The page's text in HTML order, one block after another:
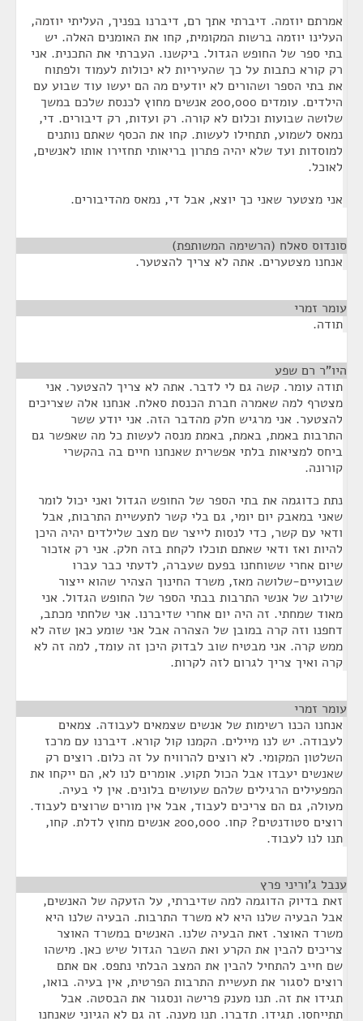
אמרתם יוזמה. דיברתי אתך רם, דיברנו בפניך, העליתי יוזמה,
העלינו יוזמה ברשות המקומית, קחו את האומנים האלה. יש
בתי ספר של החופש הגדול. ביקשנו. העברתי את התכנית. אני
רק קורא כתבות על כך שהעיריות לא יכולות לעמוד ולפתוח
את בתי הספר ושהורים לא יודעים מה הם יעשו עוד שבוע עם
הילדים. עומדים 200,000 אנשים מחוץ לכנסת שלכם במשך
שלושה שבועות וכלום לא קורה. רק ועדות, רק דיבורים. די,
נמאס לשמוע, תתחילו לעשות. קחו את הכסף שאתם נותנים
למוסדות ועד שלא יהיה פתרון בריאותי תחזירו אותו לאנשים,
לאוכל.
אני מצטער שאני כך יוצא, אבל די, נמאס מהדיבורים.
סונדוס סאלח (הרשימה המשותפת)
אנחנו מצטערים. אתה לא צריך להצטער.
עומר זמרי
תודה.
היו"ר רם שפע
תודה עומר. קשה גם לי לדבר. אתה לא צריך להצטער. אני
מצטרף למה שאמרה חברת הכנסת סאלח. אנחנו אלה שצריכים
להצטער. אני מרגיש חלק מהדבר הזה. אני יודע ששר
התרבות באמת, באמת, באמת מנסה לעשות כל מה שאפשר גם
ביחס למציאות בלתי אפשרית שאנחנו חיים בה בהקשרי
קורונה.
נתת כדוגמה את בתי הספר של החופש הגדול ואני יכול לומר
שאני במאבק יום יומי, גם בלי קשר לתעשיית התרבות, אבל
ודאי עם קשר, כדי לנסות לייצר שם מצב שלילדים יהיה היכן
להיות ואז ודאי שאתם תוכלו לקחת בזה חלק. אני רק אזכור
שיום אחרי ששוחחנו בפעם שעברה, לדעתי כבר עברו
שבועיים-שלושה מאז, משרד החינוך הצהיר שהוא ייצור
שילוב של אנשי התרבות בבתי הספר של החופש הגדול. אני
מאוד שמחתי. זה היה יום אחרי שדיברנו. אני שלחתי מכתב,
דחפנו וזה קרה במובן של הצהרה אבל אני שומע כאן שזה לא
ממש קרה. אני מבטיח שוב לבדוק היכן זה עומד, למה זה לא
קרה ואיך צריך לגרום לזה לקרות.
עומר זמרי
אנחנו הכנו רשימות של אנשים שצמאים לעבודה. צמאים
לעבודה. יש לנו מיילים. הקמנו קול קורא. דיברנו עם מרכז
השלטון המקומי. לא רוצים להרוויח על זה כלום. רוצים רק
שאנשים יעבדו אבל הכול תקוע. אומרים לנו לא, הם ייקחו את
המפעילים הרגילים שלהם שעושים בלונים. אין לי בעיה.
מעולה, גם הם צריכים לעבוד, אבל אין מורים שרוצים לעבוד.
רוצים סטודנטים? קחו. 200,000 אנשים מחוץ לדלת. קחו,
תנו לנו לעבוד.
ענבל ג'וריני פרץ
זאת בדיוק הדוגמה למה שדיברתי, על הזעקה של האנשים,
אבל הבעיה שלנו היא לא משרד התרבות. הבעיה שלנו היא
משרד האוצר. זאת הבעיה שלנו. האנשים במשרד האוצר
צריכים להבין את הקרע ואת השבר הגדול שיש כאן. מישהו
שם חייב להתחיל להבין את המצב הבלתי נתפס. אם אתם
רוצים לסגור את תעשיית התרבות הפרטית, אין בעיה. בואו,
תגידו את זה. תנו מענק פרישה ונסגור את הבסטה. אבל
תתייחסו. תגידו. תדברו. תנו מענה. זה גם לא הגיוני שאנחנו